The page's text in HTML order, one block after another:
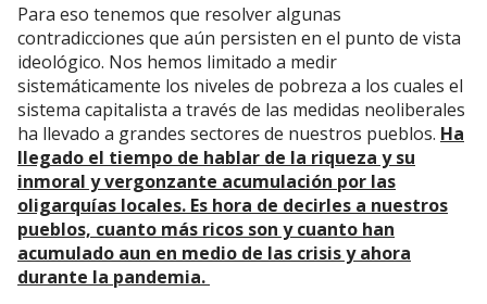
Para eso tenemos que resolver algunas
contradicciones que aún persisten en el punto de vista
ideológico. Nos hemos limitado a medir
sistemáticamente los niveles de pobreza a los cuales el
sistema capitalista a través de las medidas neoliberales
ha llevado a grandes sectores de nuestros pueblos. Ha
llegado el tiempo de hablar de la riqueza y su
inmoral y vergonzante acumulación por las
oligarquías locales. Es hora de decirles a nuestros
pueblos, cuanto más ricos son y cuanto han
acumulado aun en medio de las crisis y ahora
durante la pandemia.